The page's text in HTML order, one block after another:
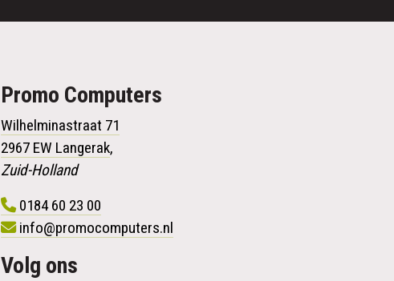
Promo Computers
Wilhelminastraat 71
2967 EW Langerak,
Zuid-Holland
0184 60 23 00
info@promocomputers.nl
Volg ons